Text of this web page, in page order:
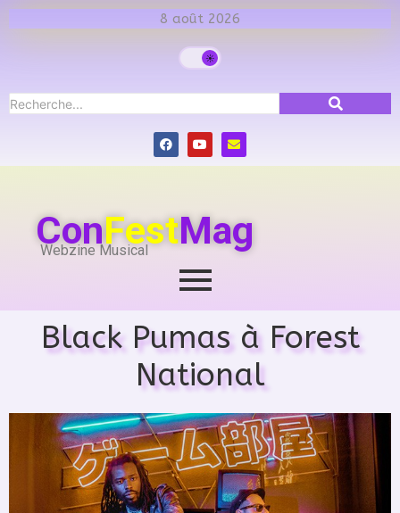
8 août 2026
ConFestMag
Webzine Musical
Black Pumas à Forest
National